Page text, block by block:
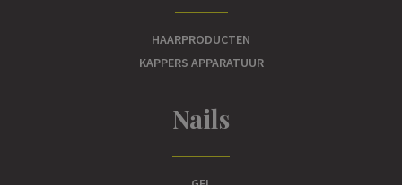
HAARPRODUCTEN
KAPPERS APPARATUUR
Nails